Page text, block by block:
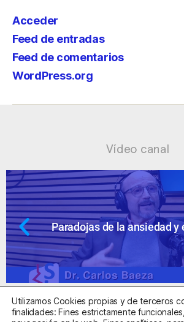
Acceder
Feed de entradas
Feed de comentarios
WordPress.org
Vídeo canal
Ansiedad:
Utilizamos Cookies propias y de terceros
finalidades: Fines estrictamente